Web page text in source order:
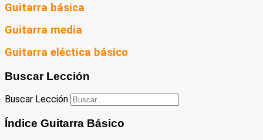
Guitarra básica
Guitarra media
Guitarra eléctica básico
Buscar Lección
Buscar Lección
Índice Guitarra Básico